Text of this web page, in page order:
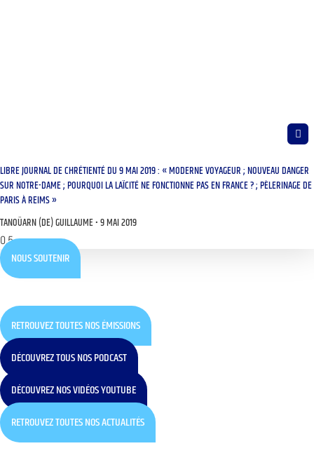
LIBRE JOURNAL DE CHRÉTIENTÉ DU 9 MAI 2019 : « MODERNE VOYAGEUR ; NOUVEAU DANGER
SUR NOTRE-DAME ; POURQUOI LA LAÏCITÉ NE FONCTIONNE PAS EN FRANCE ? ; PÈLERINAGE DE
PARIS À REIMS »
TANOÜARN (DE) GUILLAUME 9 MAI 2019
NOUS SOUTENIR
RETROUVEZ TOUTES NOS ÉMISSIONS
DÉCOUVREZ TOUS NOS PODCAST
DÉCOUVREZ NOS VIDÉOS YOUTUBE
RETROUVEZ TOUTES NOS ACTUALITÉS